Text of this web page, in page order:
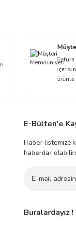
ürünle
E-Bülten'e
Haber listemize
haberdar
Buralardayız !